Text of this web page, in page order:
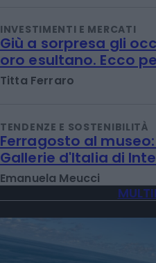
INVESTIMENTI E MERCATI
Giù a sorpresa gli
oro esultano. Ecco
Titta Ferraro
TENDENZE E SOSTENIBILITÀ
Ferragosto al
Gallerie d'Italia di
Emanuela Meucci